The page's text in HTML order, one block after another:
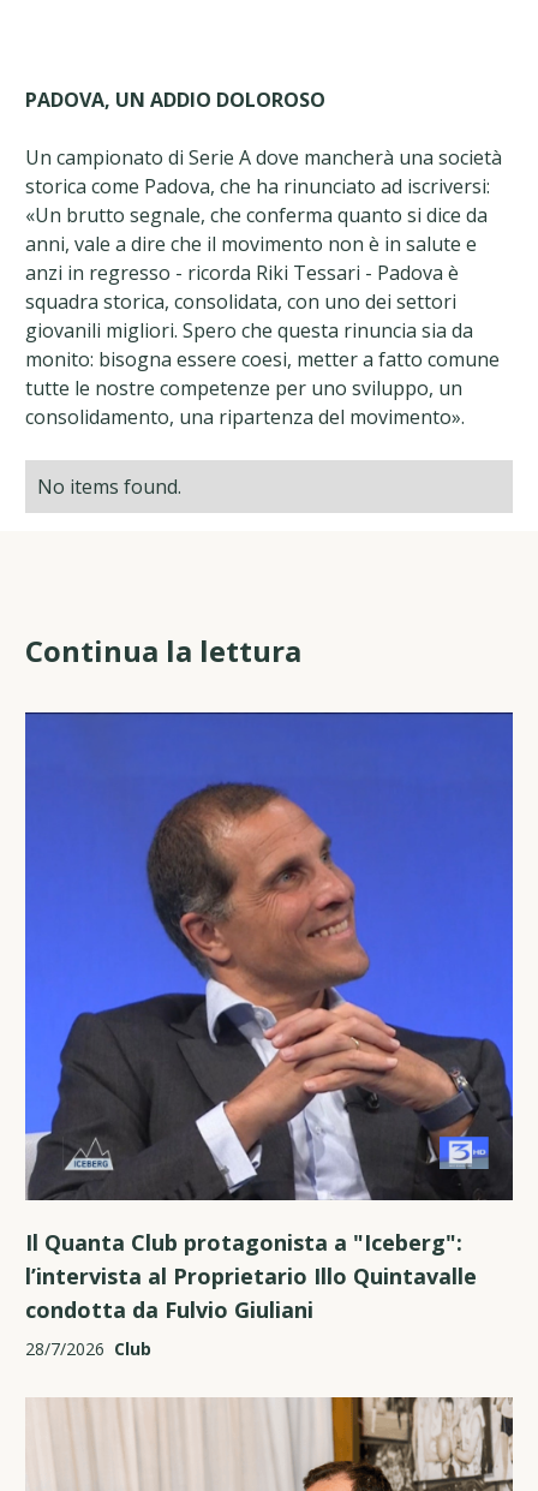
PADOVA, UN ADDIO DOLOROSO
Un campionato di Serie A dove mancherà una società
storica come Padova, che ha rinunciato ad iscriversi:
«Un brutto segnale, che conferma quanto si dice da
anni, vale a dire che il movimento non è in salute e
anzi in regresso - ricorda Riki Tessari - Padova è
squadra storica, consolidata, con uno dei settori
giovanili migliori. Spero che questa rinuncia sia da
monito: bisogna essere coesi, metter a fatto comune
tutte le nostre competenze per uno sviluppo, un
consolidamento, una ripartenza del movimento».
No items found.
Continua la lettura
Il Quanta Club protagonista a "Iceberg":
l’intervista al Proprietario Illo Quintavalle
condotta da Fulvio Giuliani
28/7/2026 Club